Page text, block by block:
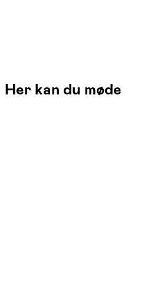
Her kan du møde